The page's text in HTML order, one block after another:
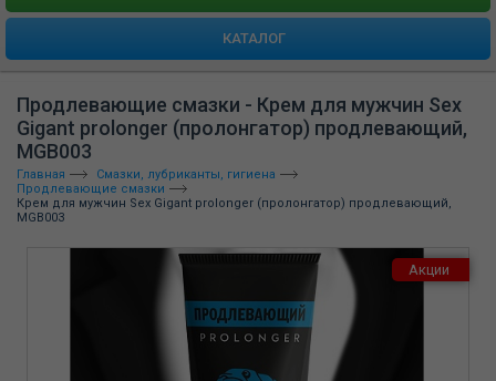
КАТАЛОГ
Продлевающие смазки - Крем для мужчин Sex
Gigant prolonger (пролонгатор) продлевающий,
MGB003
Главная
Смазки, лубриканты, гигиена
Продлевающие смазки
Крем для мужчин Sex Gigant prolonger (пролонгатор) продлевающий,
MGB003
Акции